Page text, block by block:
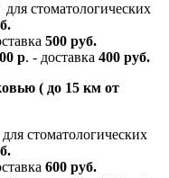
для стоматологических
500 руб.
р. - доставка 400 руб.
( до 15 км от
для стоматологических
600 руб.